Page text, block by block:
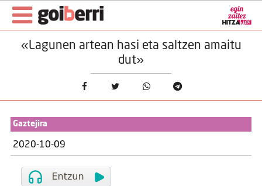
«Lagunen artean hasi eta saltzen amaitu
dut»
Gaztejira
2020-10-09